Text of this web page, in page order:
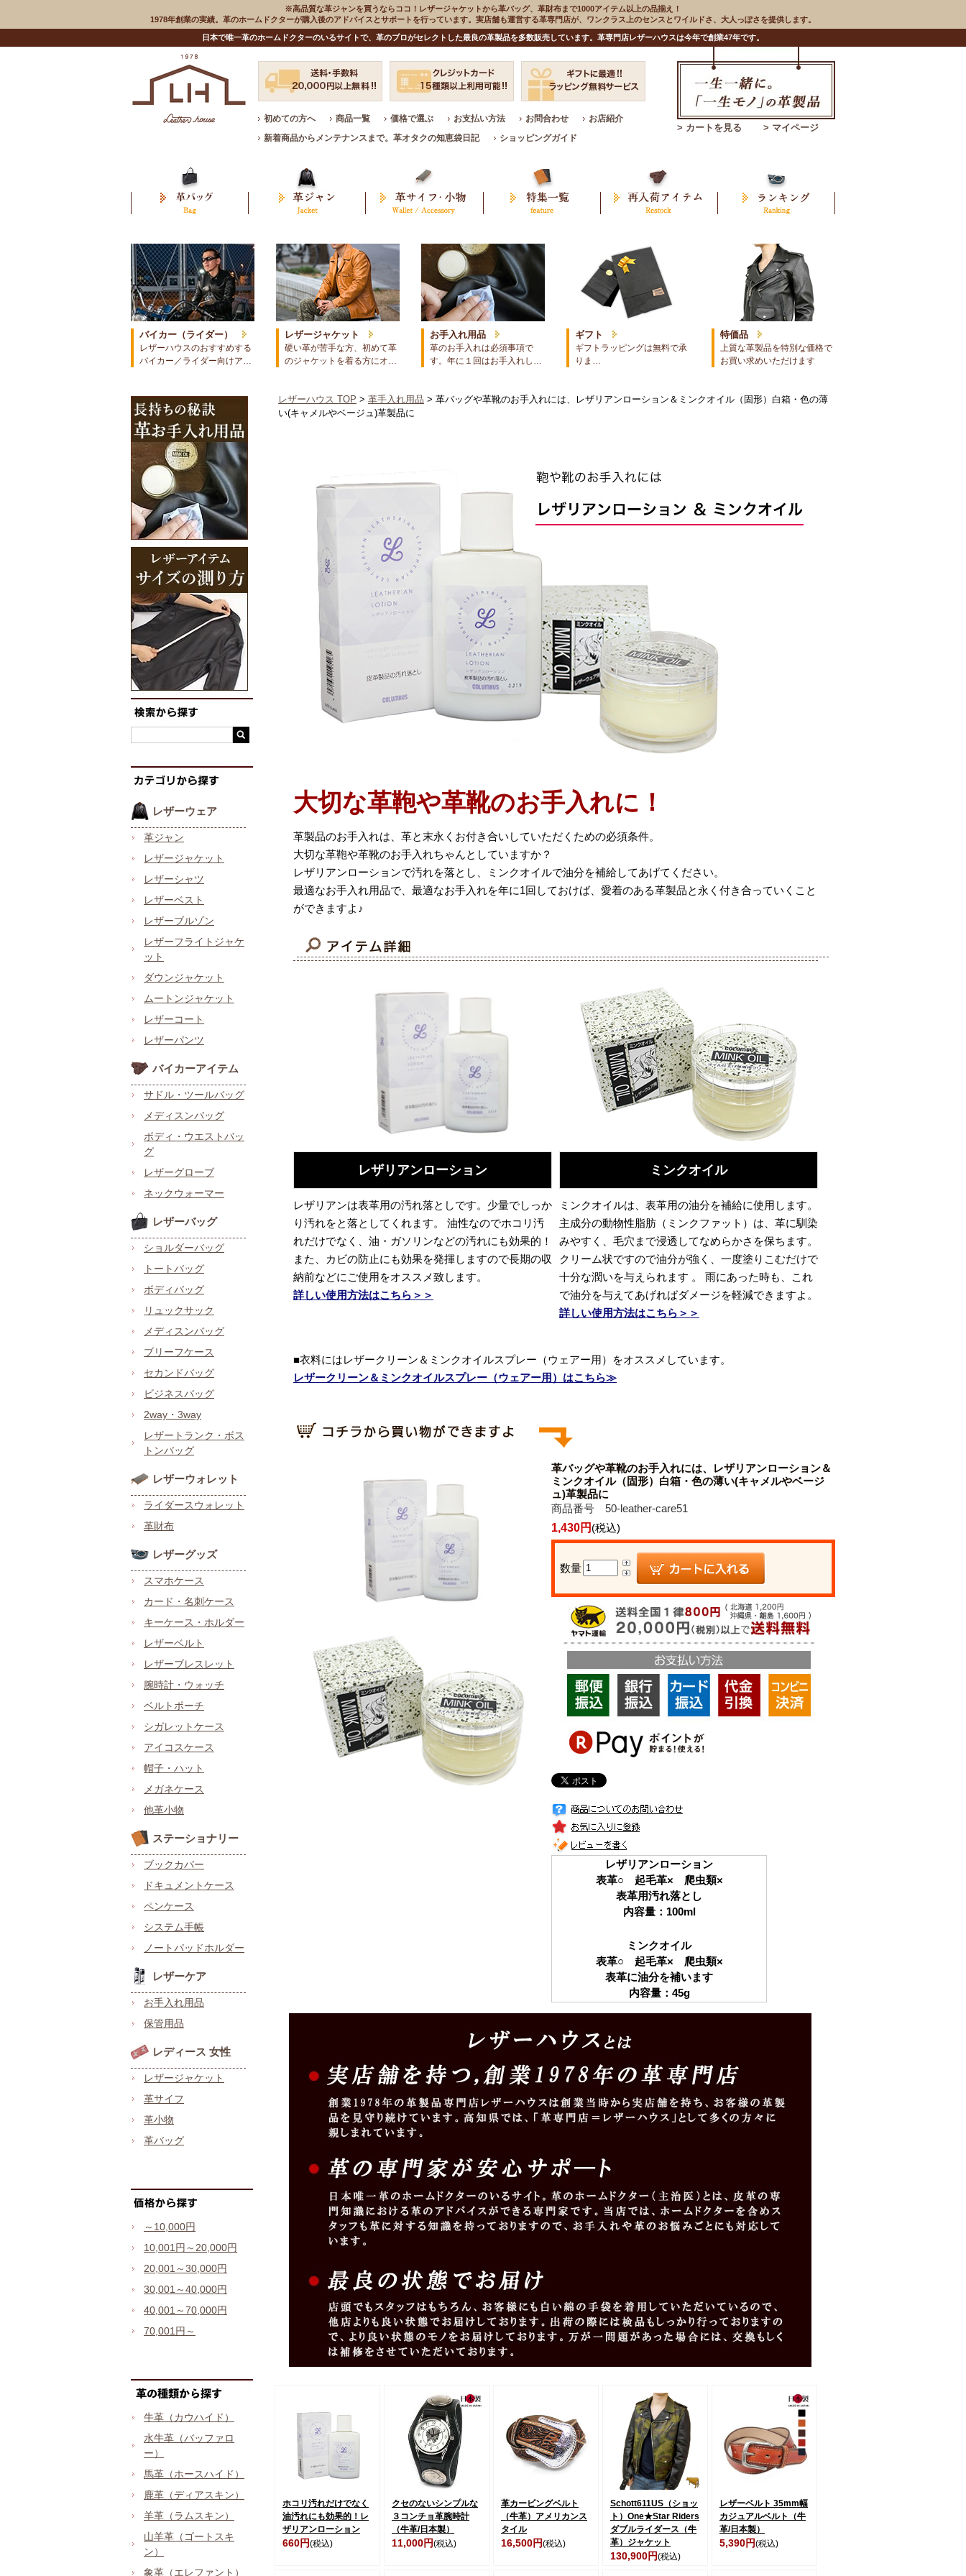
※高品質な革ジャンを買うならココ！レザージャケットから革バッグ、革財布まで1000アイテム以上の品揃え！
1978年創業の実績。革のホームドクターが購入後のアドバイスとサポートを行っています。実店舗も運営する革専門店が、ワンクラス上のセンスとワイルドさ、大人っぽさを提供します。
日本で唯一革のホームドクターのいるサイトで、革のプロがセレクトした最良の革製品を多数販売しています。革専門店レザーハウスは今年で創業47年です。
初めての方へ 商品一覧 価格で選ぶ お支払い方法 お問合わせ
お店紹介
新着商品からメンテナンスまで。革オタクの知恵袋日記
ショッピングガイド
> カートを見る > マイページ
バイカー（ライダー）
レザーハウスのおすすめする
バイカー／ライダー向けア…
レザージャケット
硬い革が苦手な方、初めて革
のジャケットを着る方にオ…
お手入れ用品
革のお手入れは必須事項で
す。年に１回はお手入れし…
ギフト
ギフトラッピングは無料で承
りま…
特価品
上質な革製品を特別な価格で
お買い求めいただけます
レザーウェア
革ジャン
レザージャケット
レザーシャツ
レザーベスト
レザーブルゾン
レザーフライトジャケ
ット
ダウンジャケット
ムートンジャケット
レザーコート
レザーパンツ
バイカーアイテム
サドル・ツールバッグ
メディスンバッグ
ボディ・ウエストバッ
グ
レザーグローブ
ネックウォーマー
レザーバッグ
ショルダーバッグ
トートバッグ
ボディバッグ
リュックサック
メディスンバッグ
ブリーフケース
セカンドバッグ
ビジネスバッグ
2way・3way
レザートランク・ボス
トンバッグ
レザーウォレット
ライダースウォレット
革財布
レザーグッズ
スマホケース
カード・名刺ケース
キーケース・ホルダー
レザーベルト
レザーブレスレット
腕時計・ウォッチ
ベルトポーチ
シガレットケース
アイコスケース
帽子・ハット
メガネケース
他革小物
ステーショナリー
ブックカバー
ドキュメントケース
ペンケース
システム手帳
ノートパッドホルダー
レザーケア
お手入れ用品
保管用品
レディース 女性
レザージャケット
革サイフ
革小物
革バッグ
～10,000円
10,001円～20,000円
20,001～30,000円
30,001～40,000円
40,001～70,000円
70,001円～
牛革（カウハイド）
水牛革（バッファロ
ー）
馬革（ホースハイド）
鹿革（ディアスキン）
羊革（ラムスキン）
山羊革（ゴートスキ
ン）
象革（エレファント）
レザーハウス TOP > 革手入れ用品 > 革バッグや革靴のお手入れには、レザリアンローション＆ミンクオイル（固形）白箱・色の薄
い(キャメルやベージュ)革製品に
大切な革鞄や革靴のお手入れに！
革製品のお手入れは、革と末永くお付き合いしていただくための必須条件。
大切な革鞄や革靴のお手入れちゃんとしていますか？
レザリアンローションで汚れを落とし、ミンクオイルで油分を補給してあげてください。
最適なお手入れ用品で、最適なお手入れを年に1回しておけば、愛着のある革製品と永く付き合っていくこと
ができますよ♪
レザリアンローション
レザリアンは表革用の汚れ落としです。少量でしっか
り汚れをと落としてくれます。 油性なのでホコリ汚
れだけでなく、油・ガソリンなどの汚れにも効果的！
また、カビの防止にも効果を発揮しますので長期の収
納前などにご使用をオススメ致します。
詳しい使用方法はこちら＞＞
ミンクオイル
ミンクオイルは、表革用の油分を補給に使用します。
主成分の動物性脂肪（ミンクファット）は、革に馴染
みやすく、毛穴まで浸透してなめらかさを保ちます。
クリーム状ですので油分が強く、一度塗りこむだけで
十分な潤いを与えられます 。 雨にあった時も、これ
で油分を与えてあげればダメージを軽減できますよ。
詳しい使用方法はこちら＞＞
■衣料にはレザークリーン＆ミンクオイルスプレー（ウェアー用）をオススメしています。
レザークリーン＆ミンクオイルスプレー（ウェアー用）はこちら≫
革バッグや革靴のお手入れには、レザリアンローション＆
ミンクオイル（固形）白箱・色の薄い(キャメルやベージ
ュ)革製品に
商品番号 50-leather-care51
1,430円 (税込)
数量
レザリアンローション
表革○ 起毛革× 爬虫類×
表革用汚れ落とし
内容量：100ml
ミンクオイル
表革○ 起毛革× 爬虫類×
表革に油分を補います
内容量：45g
ホコリ汚れだけでなく
油汚れにも効果的！レ
ザリアンローション
660円(税込)
クセのないシンプルな
３コンチョ革腕時計
（牛革/日本製）
11,000円(税込)
革カービングベルト
（牛革）アメリカンス
タイル
16,500円(税込)
Schott611US（ショッ
ト）One★Star Riders
ダブルライダース（牛
革）ジャケット
130,900円(税込)
レザーベルト 35mm幅
カジュアルベルト（牛
革/日本製）
5,390円(税込)